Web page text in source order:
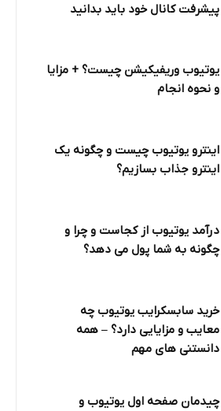
پیشرفت کانال خود باید بدانید
یوتیوب وریفیکیشن چیست؟ + مزایا
و نحوه انجام
اینترو یوتیوب چیست و چگونه یک
اینترو جذاب بسازیم؟
درآمد یوتیوب از کجاست و چرا و
چگونه به شما پول می دهد؟
خرید سابسکرایب یوتیوب چه
معایب و مزایایی دارد؟‌ – همه
دانستنی های مهم
چیدمان صفحه اول یوتیوب و